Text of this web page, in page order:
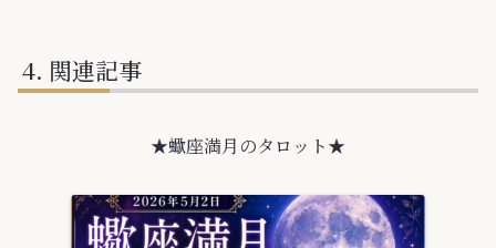
関連記事
★蠍座満月のタロット★